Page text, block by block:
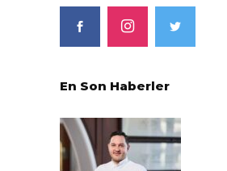
En Son Haberler